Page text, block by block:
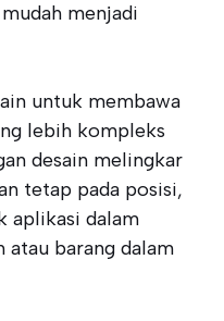
menjadi
untuk membawa
lebih kompleks
desain melingkar
tetap pada posisi,
aplikasi dalam
barang dalam